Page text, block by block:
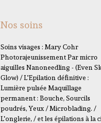
Nos soins
Soins visages : Mary Cohr
Photorajeunissement Par micro
aiguilles Nanoneedling - (Even
Glow) / L'Epilation définitive :
Lumière pulsée Maquillage
permanent : Bouche, Sourcils
poudrés, Yeux / Microblading. /
L'onglerie, / et les épilations à la